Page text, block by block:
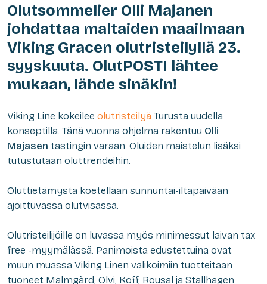
Olutsommelier Olli Majanen
johdattaa maltaiden maailmaan
Viking Gracen olutristeilyllä 23.
syyskuuta. OlutPOSTI lähtee
mukaan, lähde sinäkin!
Viking Line kokeilee olutristeilyä Turusta uudella
konseptilla. Tänä vuonna ohjelma rakentuu Olli
Majasen tastingin varaan. Oluiden maistelun lisäksi
tutustutaan oluttrendeihin.
Oluttietämystä koetellaan sunnuntai-iltapäivään
ajoittuvassa olutvisassa.
Olutristeilijöille on luvassa myös minimessut laivan tax
free -myymälässä. Panimoista edustettuina ovat
muun muassa Viking Linen valikoimiin tuotteitaan
tuoneet Malmgård, Olvi, Koff, Rousal ja Stallhagen.